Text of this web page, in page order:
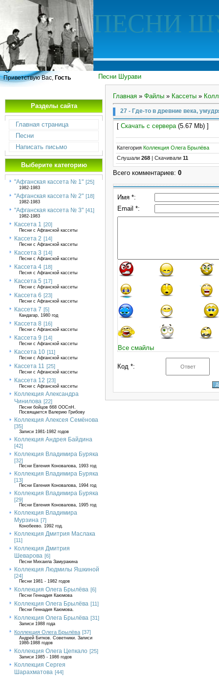
ПЕСНИ
Песни Шурави
Приветствую Вас, Гость
Разделы сайта
Главная страница
Песни
Написать письмо
Выберите категорию
"Афганская кассета № 1" [25]
1982-1983
"Афганская кассета № 2" [18]
1982-1983
"Афганская кассета № 3" [41]
1982-1983
Кассета 1 [20]
Песни с Афганской кассеты
Кассета 2 [14]
Песни с Афганской кассеты
Кассета 3 [14]
Песни с Афганской кассеты
Кассета 4 [18]
Песня с Афганской кассеты
Кассета 5 [17]
Песни с Афганской кассеты
Кассета 6 [23]
Песни с Афганской кассеты
Кассета 7 [5]
Кандагар, 1980 год
Кассета 8 [16]
Песни с Афганской кассеты
Кассета 9 [14]
Песни с Афганской кассеты
Кассета 10 [11]
Песни с Афганской кассеты
Кассета 11 [25]
Песни с Афганской кассеты
Кассета 12 [23]
Песни с Афганской кассеты
Коллекция Александра
Чинилова [22]
Песни бойцов 668 ООСпН.
Посвящается Валерию Грибову
Коллекция Алексея Семёнова
[35]
Записи 1981-1982 годов
Коллекция Андрея Байдина
[42]
Коллекция Владимира Буряка
[32]
Песни Евгения Коновалова, 1993 год
Коллекция Владимира Буряка
[13]
Песни Евгения Коновалова, 1994 год
Коллекция Владимира Буряка
[29]
Песни Евгения Коновалова, 1995 год
Коллекция Владимира
Мурзина [7]
Конобеево. 1992 год.
Коллекция Дмитрия Маслака
[11]
Коллекция Дмитрия
Шеварова [6]
Песни Михаила Замуракина
Коллекция Людмилы Яшкиной
[24]
Песни 1981 - 1982 годов
Коллекция Олега Брылёва [6]
Песни Геннадия Каюмова
Коллекция Олега Брылёва [11]
Песни Геннадия Каюмова.
Коллекция Олега Брылёва [31]
Записи 1988 года
Коллекция Олега Брылёва [37]
Андрей Битков. Советники. Записи
1986-1988 годов
Коллекция Олега Цепкало [25]
Записи 1985 - 1986 годов
Коллекция Сергея
Шарахматова [44]
Главная » Файлы » Кассеты »
27 - Где-то в древние века,
[ Скачать с сервера(5.67 Mb) ]
Категория Коллекция Олега Брылёва
Слушали 268 Скачивали 11
Всего комментариев: 0
Имя *:
Email *:
Все смайлы
Код *: